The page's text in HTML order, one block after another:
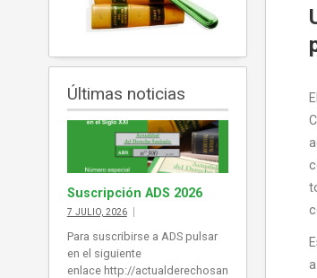
Últimas noticias
Suscripción ADS 2026
7 JULIO, 2026
Para suscribirse a ADS pulsar
en el siguiente
enlace http://actualderechosan